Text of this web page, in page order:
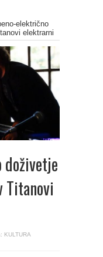
električno
elektrarni
Titanovi
KULTURA